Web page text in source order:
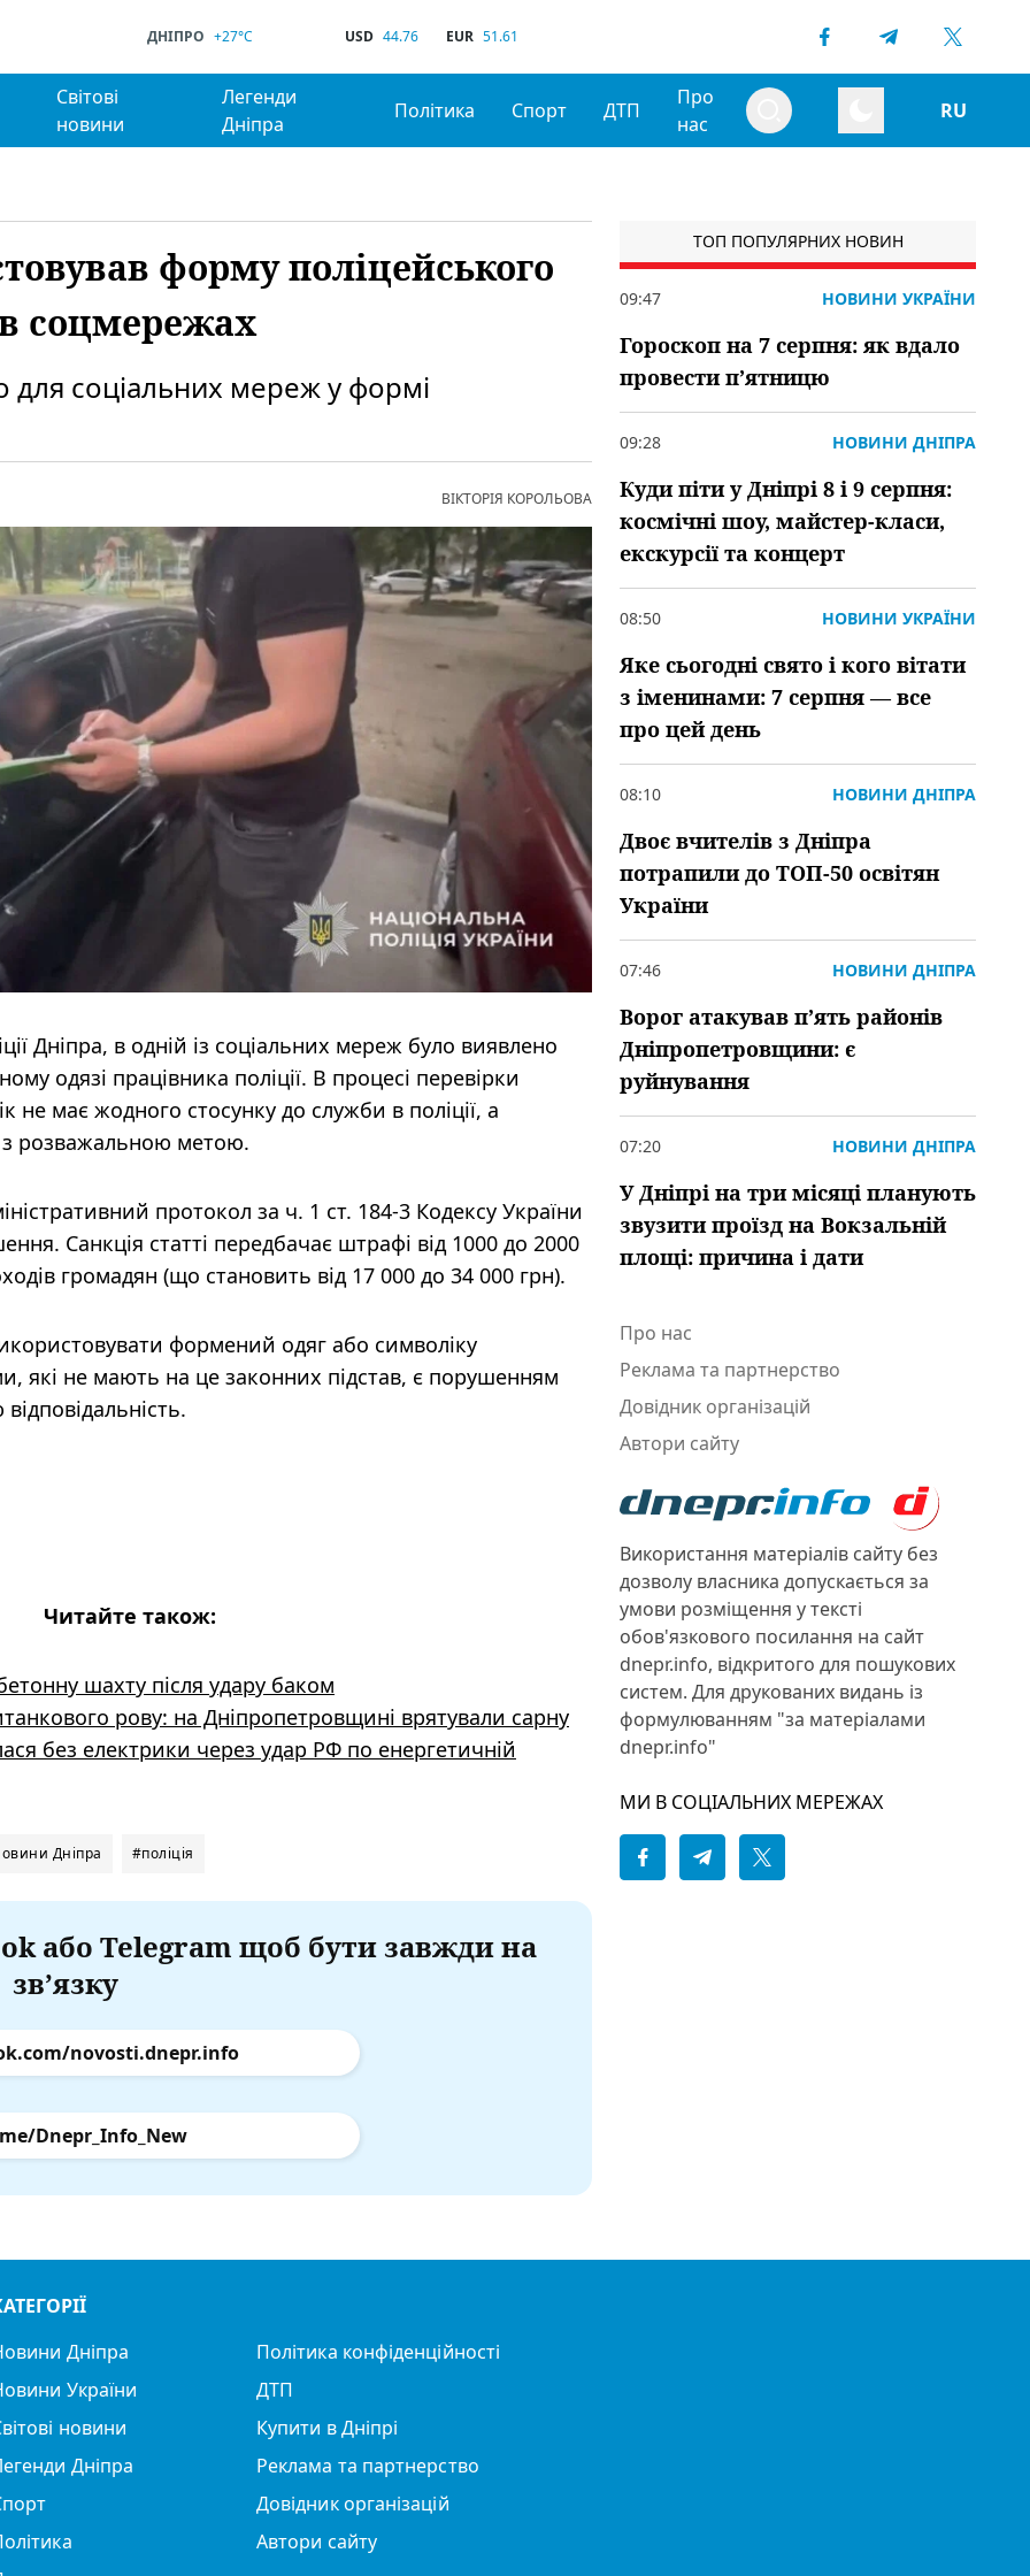
ДНІПРО +27°C USD 44.76 EUR 51.61
Світові
новини
Легенди
Дніпра
Політика Спорт ДТП
Про
нас
RU
форму поліцейського
соцмережах
соціальних мереж у формі
ВІКТОРІЯ КОРОЛЬОВА
Дніпра, в одній із соціальних мереж було виявлено
одязі працівника поліції. В процесі перевірки
не має жодного стосунку до служби в поліції, а
розважальною метою.
протокол за ч. 1 ст. 184-3 Кодексу України
Санкція статті передбачає штрафі від 1000 до 2000
громадян (що становить від 17 000 до 34 000 грн).
формений одяг або символіку
які не мають на це законних підстав, є порушенням
Читайте також:
шахту після удару баком
рову: на Дніпропетровщині врятували сарну
без електрики через удар РФ по енергетичній
Дніпра #поліція
або Telegram щоб бути завжди на
зв’язку
novosti.dnepr.info
Dnepr_Info_New
ТОП ПОПУЛЯРНИХ НОВИН
09:47 НОВИНИ УКРАЇНИ
Гороскоп на 7 серпня: як вдало
провести пʼятницю
09:28 НОВИНИ ДНІПРА
Куди піти у Дніпрі 8 і 9 серпня:
космічні шоу, майстер-класи,
екскурсії та концерт
08:50 НОВИНИ УКРАЇНИ
Яке сьогодні свято і кого вітати
з іменинами: 7 серпня — все
про цей день
08:10 НОВИНИ ДНІПРА
Двоє вчителів з Дніпра
потрапили до ТОП-50 освітян
України
07:46 НОВИНИ ДНІПРА
Ворог атакував пʼять районів
Дніпропетровщини: є
руйнування
07:20 НОВИНИ ДНІПРА
У Дніпрі на три місяці планують
звузити проїзд на Вокзальній
площі: причина і дати
Про нас
Реклама та партнерство
Довідник організацій
Автори сайту
Використання матеріалів сайту без
дозволу власника допускається за
умови розміщення у тексті
обов'язкового посилання на сайт
dnepr.info, відкритого для пошукових
систем. Для друкованих видань із
формулюванням "за матеріалами
dnepr.info"
МИ В СОЦІАЛЬНИХ МЕРЕЖАХ
Дніпра
України
новини
Дніпра
Політика конфіденційності
ДТП
Купити в Дніпрі
Реклама та партнерство
Довідник організацій
Автори сайту